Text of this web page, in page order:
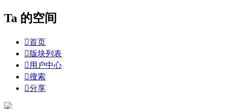
Ta 的空间
首页
版块列表
 用户中心
搜索
分享